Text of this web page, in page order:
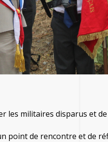
les militaires disparus et
point de rencontre et de